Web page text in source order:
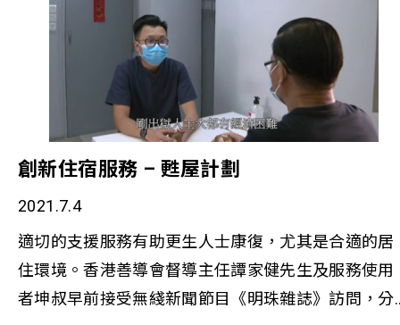
部分青年的學習需要，於學校以外建立一個以體驗為
主的學習平台，讓青年從各自的興趣及能力出發，探
索不同行業現況與發展，學習如何計劃將來及裝備自
己，重新訂立職業及創業的志向，確立並實踐人生目
創新住宿服務 – 甦屋計劃
2021.7.4
適切的支援服務有助更生人士康復，尤其是合適的居
住環境。香港善導會督導主任譚家健先生及服務使用
者坤叔早前接受無綫新聞節目《明珠雜誌》訪問，分